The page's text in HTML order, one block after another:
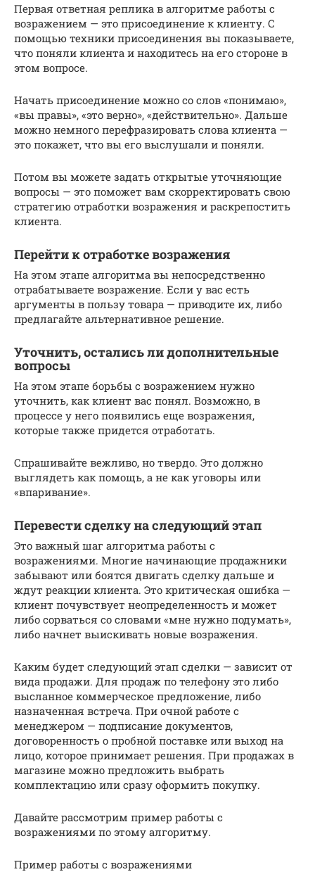
Первая ответная реплика в алгоритме работы с
возражением — это присоединение к клиенту. С
помощью техники присоединения вы показываете,
что поняли клиента и находитесь на его стороне в
этом вопросе.
Начать присоединение можно со слов «понимаю»,
«вы правы», «это верно», «действительно». Дальше
можно немного перефразировать слова клиента —
это покажет, что вы его выслушали и поняли.
Потом вы можете задать открытые уточняющие
вопросы — это поможет вам скорректировать свою
стратегию отработки возражения и раскрепостить
клиента.
Перейти к отработке возражения
На этом этапе алгоритма вы непосредственно
отрабатываете возражение. Если у вас есть
аргументы в пользу товара — приводите их, либо
предлагайте альтернативное решение.
Уточнить, остались ли дополнительные
вопросы
На этом этапе борьбы с возражением нужно
уточнить, как клиент вас понял. Возможно, в
процессе у него появились еще возражения,
которые также придется отработать.
Спрашивайте вежливо, но твердо. Это должно
выглядеть как помощь, а не как уговоры или
«впаривание».
Перевести сделку на следующий этап
Это важный шаг алгоритма работы с
возражениями. Многие начинающие продажники
забывают или боятся двигать сделку дальше и
ждут реакции клиента. Это критическая ошибка —
клиент почувствует неопределенность и может
либо сорваться со словами «мне нужно подумать»,
либо начнет выискивать новые возражения.
Каким будет следующий этап сделки — зависит от
вида продажи. Для продаж по телефону это либо
высланное коммерческое предложение, либо
назначенная встреча. При очной работе с
менеджером — подписание документов,
договоренность о пробной поставке или выход на
лицо, которое принимает решения. При продажах в
магазине можно предложить выбрать
комплектацию или сразу оформить покупку.
Давайте рассмотрим пример работы с
возражениями по этому алгоритму.
Пример работы с возражениями